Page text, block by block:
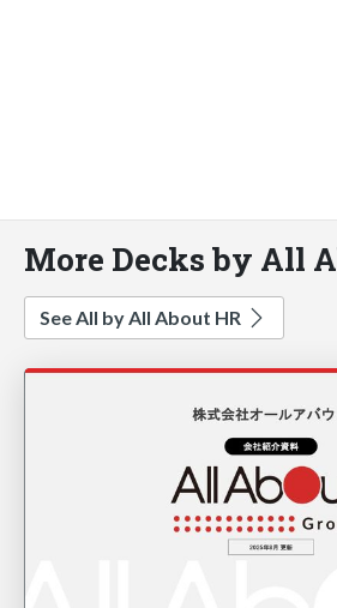
More Decks by All
See All by All About HR